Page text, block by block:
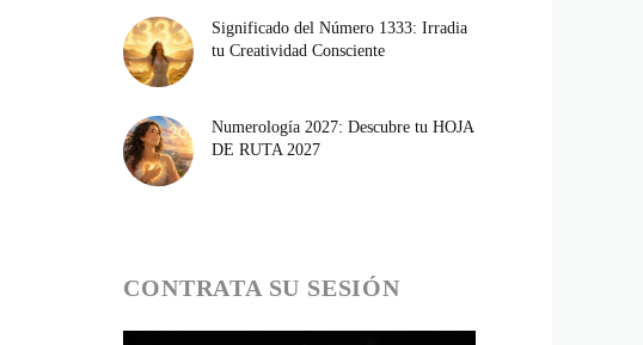
Significado del Número 1333: Irradia
tu Creatividad Consciente
Numerología 2027: Descubre tu HOJA
DE RUTA 2027
CONTRATA SU SESIÓN